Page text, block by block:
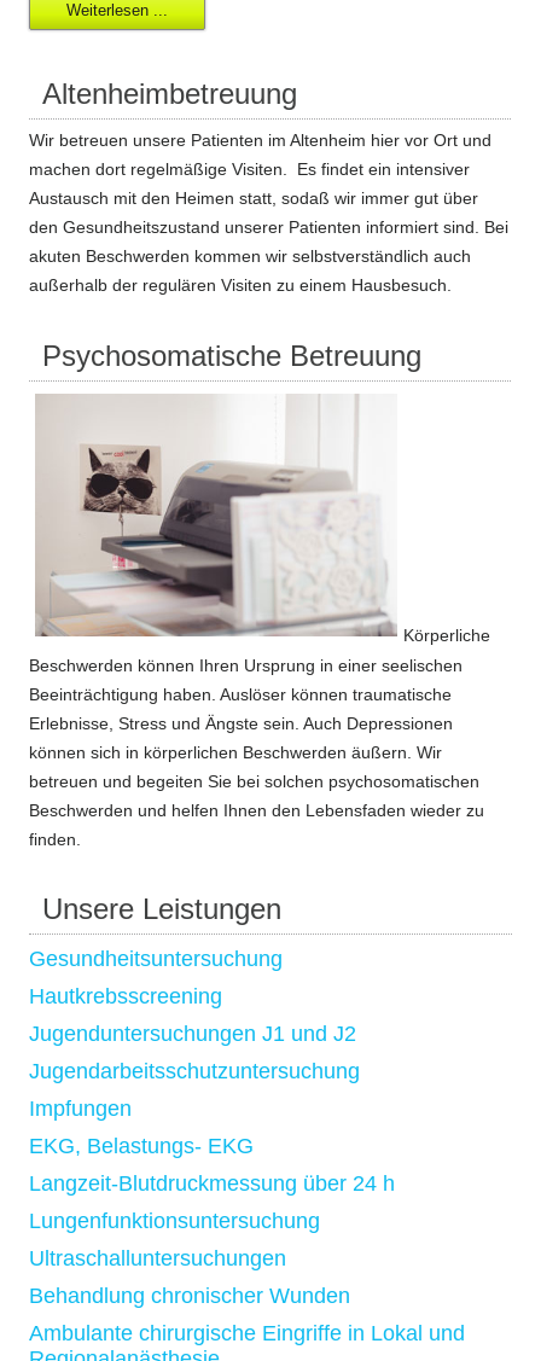
Weiterlesen ...
Altenheimbetreuung
Wir betreuen unsere Patienten im Altenheim hier vor Ort und
machen dort regelmäßige Visiten. Es findet ein intensiver
Austausch mit den Heimen statt, sodaß wir immer gut über
den Gesundheitszustand unserer Patienten informiert sind. Bei
akuten Beschwerden kommen wir selbstverständlich auch
außerhalb der regulären Visiten zu einem Hausbesuch.
Psychosomatische Betreuung
Körperliche
Beschwerden können Ihren Ursprung in einer seelischen
Beeinträchtigung haben. Auslöser können traumatische
Erlebnisse, Stress und Ängste sein. Auch Depressionen
können sich in körperlichen Beschwerden äußern. Wir
betreuen und begeiten Sie bei solchen psychosomatischen
Beschwerden und helfen Ihnen den Lebensfaden wieder zu
finden.
Unsere Leistungen
Gesundheitsuntersuchung
Hautkrebsscreening
Jugenduntersuchungen J1 und J2
Jugendarbeitsschutzuntersuchung
Impfungen
EKG, Belastungs- EKG
Langzeit-Blutdruckmessung über 24 h
Lungenfunktionsuntersuchung
Ultraschalluntersuchungen
Behandlung chronischer Wunden
Ambulante chirurgische Eingriffe in Lokal und